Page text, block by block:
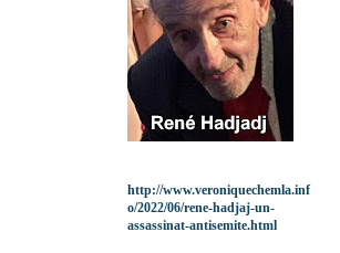
http://www.veroniquechemla.inf
o/2022/06/rene-hadjaj-un-
assassinat-antisemite.html